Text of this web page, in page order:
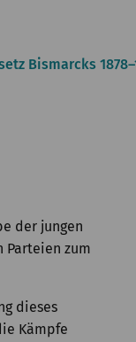
Bismarcks
der jungen
Parteien zum
dieses
Kämpfe